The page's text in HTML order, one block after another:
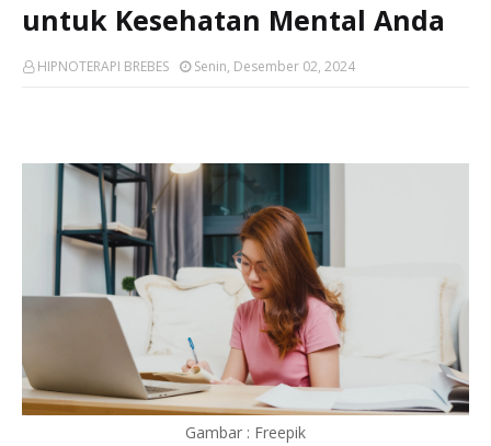
untuk Kesehatan Mental Anda
HIPNOTERAPI BREBES Senin, Desember 02, 2024
Gambar : Freepik